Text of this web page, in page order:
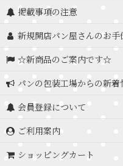
掲載事項の注意
新規開店パン屋さんのお手
☆新商品のご案内です☆
パンの包装工場からの新
会員登録について
ご利用案内
ショッピングカート